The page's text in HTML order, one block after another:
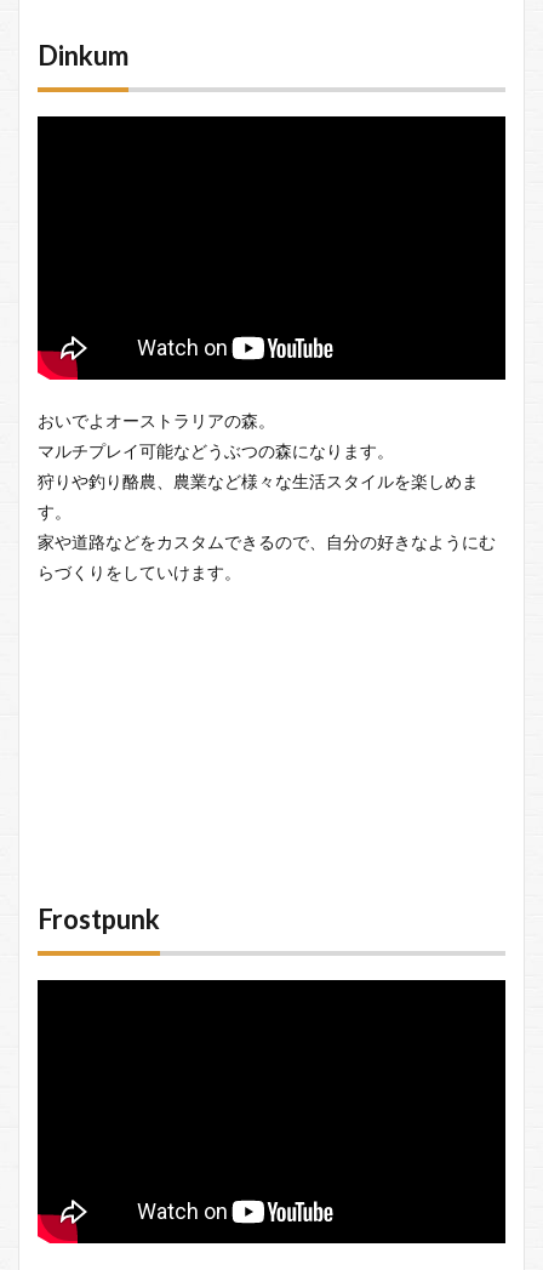
Dinkum
おいでよオーストラリアの森。
マルチプレイ可能などうぶつの森になります。
狩りや釣り酪農、農業など様々な生活スタイルを楽しめま
す。
家や道路などをカスタムできるので、自分の好きなようにむ
らづくりをしていけます。
Frostpunk